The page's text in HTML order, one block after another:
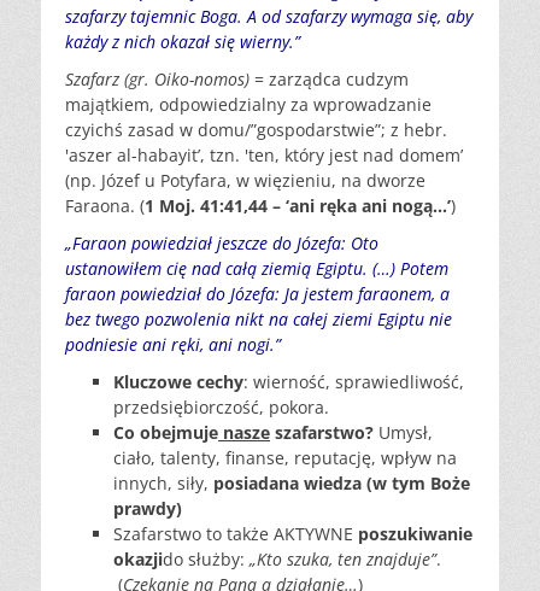
szafarzy tajemnic Boga. A od szafarzy wymaga się, aby
każdy z nich okazał się wierny.”
Szafarz (gr. Oiko-nomos) = zarządca cudzym
majątkiem, odpowiedzialny za wprowadzanie
czyichś zasad w domu/”gospodarstwie”; z hebr.
'aszer al-habayit’, tzn. 'ten, który jest nad domem’
(np. Józef u Potyfara, w więzieniu, na dworze
Faraona. (1 Moj. 41:41,44 – ‘ani ręka ani nogą…’)
„Faraon powiedział jeszcze do Józefa: Oto
ustanowiłem cię nad całą ziemią Egiptu. (…) Potem
faraon powiedział do Józefa: Ja jestem faraonem, a
bez twego pozwolenia nikt na całej ziemi Egiptu nie
podniesie ani ręki, ani nogi.”
Kluczowe cechy: wierność, sprawiedliwość,
przedsiębiorczość, pokora.
Co obejmuje nasze szafarstwo? Umysł,
ciało, talenty, finanse, reputację, wpływ na
innych, siły, posiadana wiedza (w tym Boże
prawdy)
Szafarstwo to także AKTYWNE poszukiwanie
okazjido służby: „Kto szuka, ten znajduje”.
(Czekanie na Pana a działanie…)